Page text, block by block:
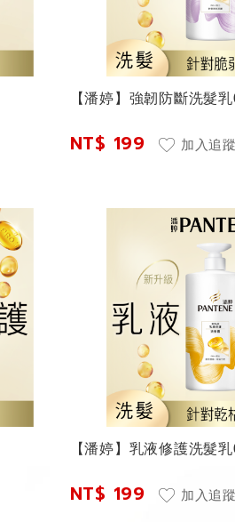
【潘婷】強韌防斷洗髮
NT$ 199 加入追蹤
【潘婷】乳液修護洗髮
NT$ 199 加入追蹤